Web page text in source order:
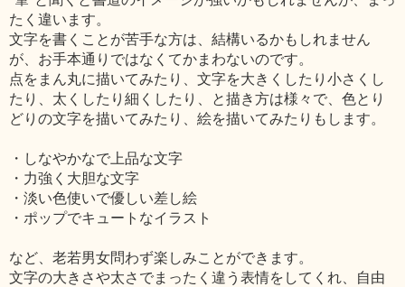
たく違います。
文字を書くことが苦手な方は、結構いるかもしれません
が、お手本通りではなくてかまわないのです。
点をまん丸に描いてみたり、文字を大きくしたり小さくし
たり、太くしたり細くしたり、と描き方は様々で、色とり
どりの文字を描いてみたり、絵を描いてみたりもします。
・しなやかなで上品な文字
・力強く大胆な文字
・淡い色使いで優しい差し絵
・ポップでキュートなイラスト
など、老若男女問わず楽しみことができます。
文字の大きさや太さでまったく違う表情をしてくれ、自由